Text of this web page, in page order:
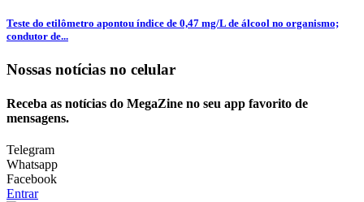
Teste do etilômetro apontou índice de 0,47 mg/L de álcool no organismo;
condutor de...
Nossas notícias no celular
Receba as notícias do MegaZine no seu app favorito de
mensagens.
Telegram
Whatsapp
Facebook
Entrar